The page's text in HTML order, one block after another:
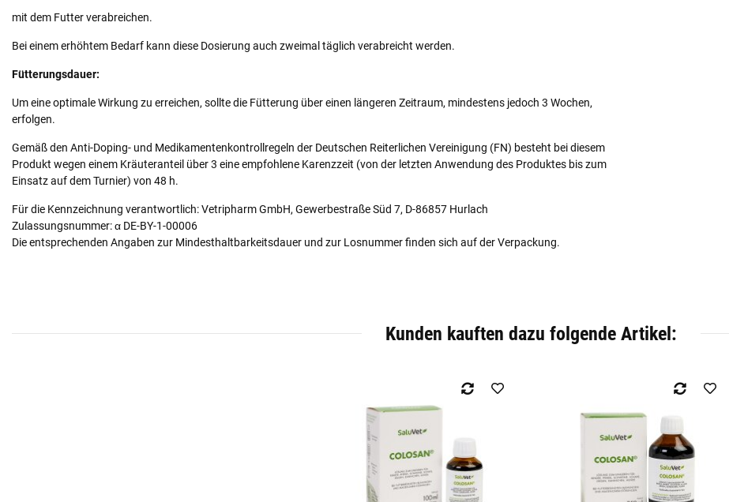
mit dem Futter verabreichen.
Bei einem erhöhtem Bedarf kann diese Dosierung auch zweimal täglich verabreicht werden.
Fütterungsdauer:
Um eine optimale Wirkung zu erreichen, sollte die Fütterung über einen längeren Zeitraum, mindestens jedoch 3 Wochen,
erfolgen.
Gemäß den Anti-Doping- und Medikamentenkontrollregeln der Deutschen Reiterlichen Vereinigung (FN) besteht bei diesem
Produkt wegen einem Kräuteranteil über 3 eine empfohlene Karenzzeit (von der letzten Anwendung des Produktes bis zum
Einsatz auf dem Turnier) von 48 h.
Für die Kennzeichnung verantwortlich: Vetripharm GmbH, Gewerbestraße Süd 7, D-86857 Hurlach
Zulassungsnummer: α DE-BY-1-00006
Die entsprechenden Angaben zur Mindesthaltbarkeitsdauer und zur Losnummer finden sich auf der Verpackung.
Kunden kauften dazu folgende Artikel: